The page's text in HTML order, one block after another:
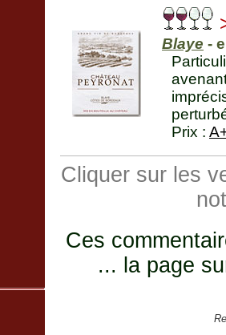
Blaye -
Prix :
Cliquer sur les
Ces
... la page